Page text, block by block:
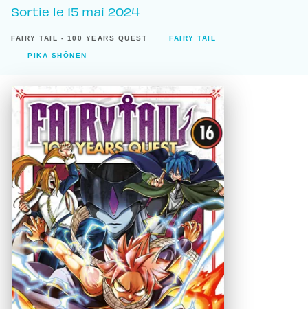
Sortie le 15 mai 2024
FAIRY TAIL - 100 YEARS QUEST FAIRY TAIL
PIKA SHÔNEN